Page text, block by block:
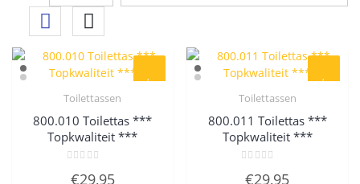
Toilettassen
800.010 Toilettas ***
Topkwaliteit ***
0€29,95
Toilettassen
800.011 Toilettas ***
Topkwaliteit ***
0€29,95